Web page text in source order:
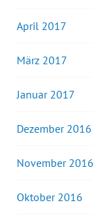
April 2017
März 2017
Januar 2017
Dezember 2016
November 2016
Oktober 2016